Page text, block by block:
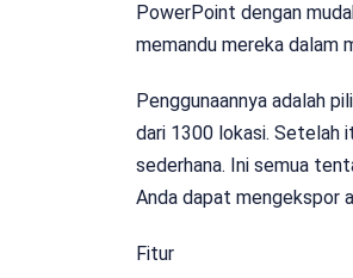
PowerPoint dengan
memandu mereka dalam
Penggunaannya adalah
dari 1300 lokasi. Setelah
sederhana. Ini semua
Anda dapat mengekspor
Fitur